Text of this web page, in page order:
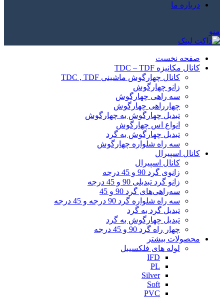
درباره ما
منو
صفحه نخست
کانال مکانیزه TDC – TDF
کانال چهارگوش ماشینی TDC , TDF
زانو چهارگوش
سه راهی چهارگوش
چهارراهی چهارگوش
تبدیل چهارگوش به چهارگوش
انواع اس چهارگوش
تبدیل چهارگوش به گرد
سه راه شلواره چهارگوش
کانال اسپیرال
کانال اسپیرال
زانوی گرد 90 و 45 درجه
زانو گرد تبدیلی 90 و 45 درجه
سه‌راهی‌های گرد 90 و 45
سه راه شلواره گرد 90 درجه و 45 درجه
تبدیل گرد به گرد
تبدیل چهارگوش به گرد
چهار راه گرد 90 و 45 درجه
محصولات بیشتر
لوله های فلکسیبل
IFD
PL
Silver
Soft
PVC